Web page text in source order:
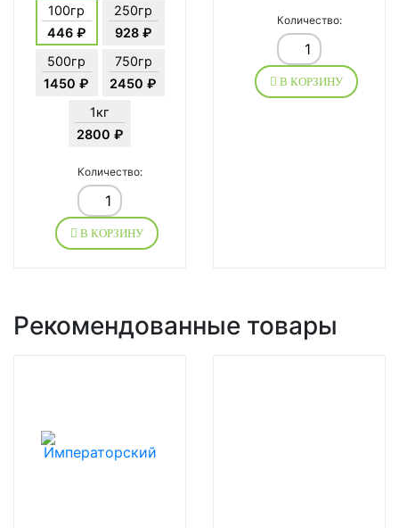
100гр
446 ₽
250гр
928 ₽
500гр
1450 ₽
750гр
2450 ₽
1кг
2800 ₽
Количество:
В КОРЗИНУ
Количество:
В КОРЗИНУ
Рекомендованные товары